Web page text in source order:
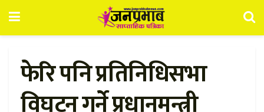
फेरि पनि प्रतिनिधिसभा